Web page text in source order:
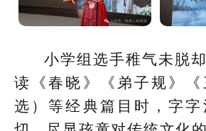
小学组选手稚气未脱
读《春晓》《弟子规》
选）等经典篇目时，字